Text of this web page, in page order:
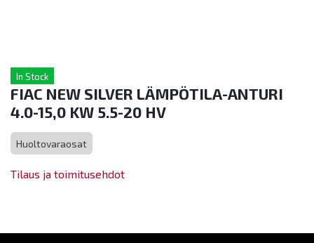
In Stock
FIAC NEW SILVER LÄMPÖTILA-ANTURI
4.0-15,0 KW 5.5-20 HV
Huoltovaraosat
Tilaus ja toimitusehdot